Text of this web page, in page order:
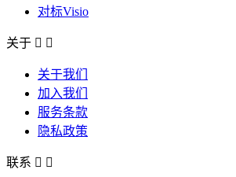
对标Visio
关于  
关于我们
加入我们
服务条款
隐私政策
联系  